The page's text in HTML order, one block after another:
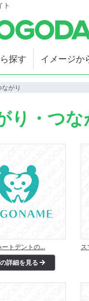
ト
探す イメージか
がり
り・つ
ートデントの…
詳細を見る
ス